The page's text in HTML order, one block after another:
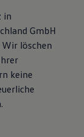
in
GmbH
Wir löschen
keine